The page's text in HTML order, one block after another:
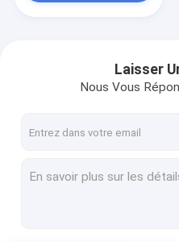
À propos de nous
Laisser
Nous Vous